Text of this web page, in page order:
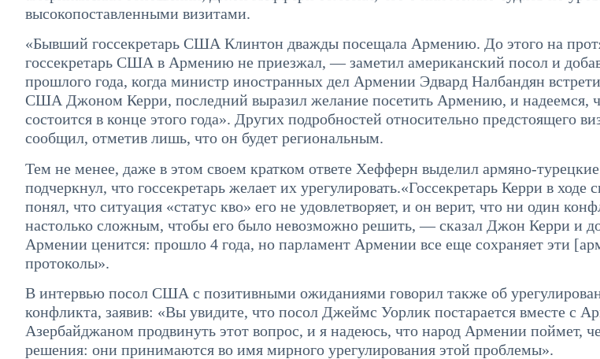
высокопоставленными визитами.
«Бывший госсекретарь США Клинтон дважды посещала Армению. До этого на
госсекретарь США в Армению не приезжал, — заметил американский посол и
прошлого года, когда министр иностранных дел Армении Эдвард Налбандян
США Джоном Керри, последний выразил желание посетить Армению, и надеемся,
состоится в конце этого года». Других подробностей относительно предстоящего
сообщил, отметив лишь, что он будет региональным.
Тем не менее, даже в этом своем кратком ответе Хефферн выделил армяно-
подчеркнул, что госсекретарь желает их урегулировать.«Госсекретарь Керри в ходе
понял, что ситуация «статус кво» его не удовлетворяет, и он верит, что ни один
настолько сложным, чтобы его было невозможно решить, — сказал Джон Керри и
Армении ценится: прошло 4 года, но парламент Армении все еще сохраняет эти
протоколы».
В интервью посол США с позитивными ожиданиями говорил также об
конфликта, заявив: «Вы увидите, что посол Джеймс Уорлик постарается вместе с
Азербайджаном продвинуть этот вопрос, и я надеюсь, что народ Армении поймет,
решения: они принимаются во имя мирного урегулирования этой проблемы».